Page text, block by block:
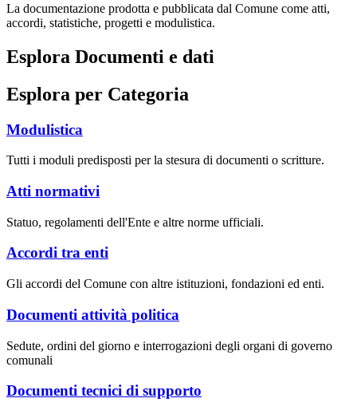
La documentazione prodotta e pubblicata dal Comune come atti,
accordi, statistiche, progetti e modulistica.
Esplora Documenti e dati
Esplora per Categoria
Modulistica
Tutti i moduli predisposti per la stesura di documenti o scritture.
Atti normativi
Statuo, regolamenti dell'Ente e altre norme ufficiali.
Accordi tra enti
Gli accordi del Comune con altre istituzioni, fondazioni ed enti.
Documenti attività politica
Sedute, ordini del giorno e interrogazioni degli organi di governo
comunali
Documenti tecnici di supporto